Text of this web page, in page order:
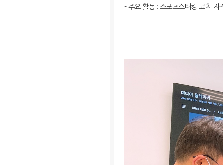
- 주요 활동 : 스포츠스태킹 코치 자